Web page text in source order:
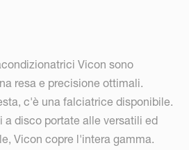
Vicon sono
resa e precisione ottimali.
c'è una falciatrice disponibile.
disco portate alle versatili ed
Vicon copre l'intera gamma.